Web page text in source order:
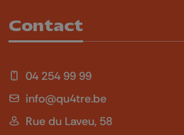
Contact
04 254 99 99
info@qu4tre.be
Rue du Laveu, 58